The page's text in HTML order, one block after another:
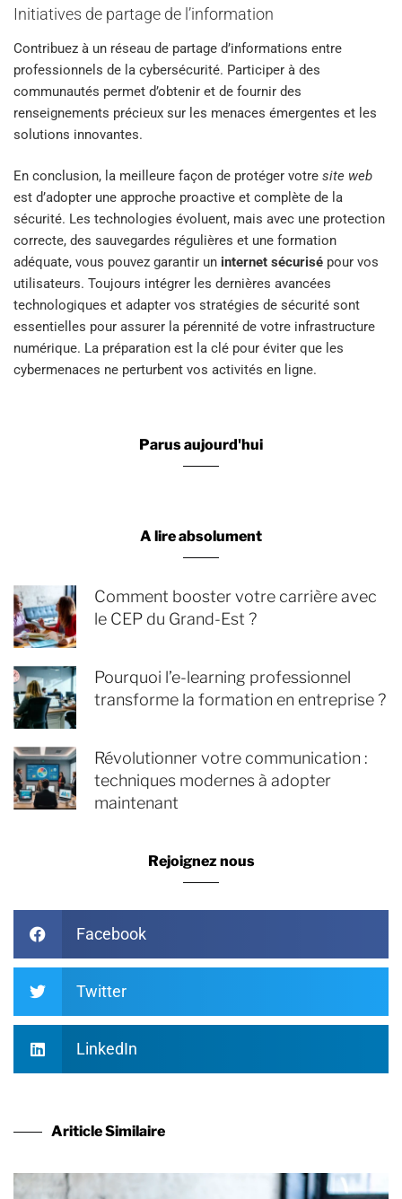
Initiatives de partage de l’information
Contribuez à un réseau de partage d’informations entre
professionnels de la cybersécurité. Participer à des
communautés permet d’obtenir et de fournir des
renseignements précieux sur les menaces émergentes et les
solutions innovantes.
En conclusion, la meilleure façon de protéger votre site web
est d’adopter une approche proactive et complète de la
sécurité. Les technologies évoluent, mais avec une protection
correcte, des sauvegardes régulières et une formation
adéquate, vous pouvez garantir un internet sécurisé pour vos
utilisateurs. Toujours intégrer les dernières avancées
technologiques et adapter vos stratégies de sécurité sont
essentielles pour assurer la pérennité de votre infrastructure
numérique. La préparation est la clé pour éviter que les
cybermenaces ne perturbent vos activités en ligne.
Parus aujourd'hui
A lire absolument
Comment booster votre carrière avec
le CEP du Grand-Est ?
Pourquoi l’e-learning professionnel
transforme la formation en entreprise ?
Révolutionner votre communication :
techniques modernes à adopter
maintenant
Rejoignez nous
Facebook
Twitter
LinkedIn
Ariticle Similaire